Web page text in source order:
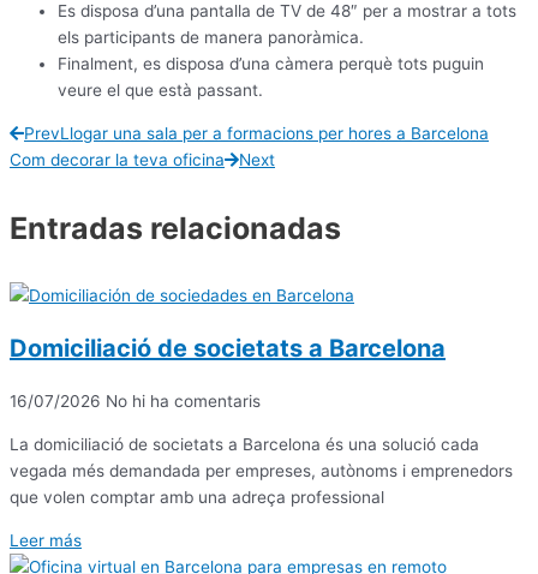
Es disposa d’una pantalla de TV de 48″ per a mostrar a tots
els participants de manera panoràmica.
Finalment, es disposa d’una càmera perquè tots puguin
veure el que està passant.
PrevLlogar una sala per a formacions per hores a Barcelona
Com decorar la teva oficina
Next
Entradas relacionadas
Domiciliació de societats a Barcelona
16/07/2026 No hi ha comentaris
La domiciliació de societats a Barcelona és una solució cada
vegada més demandada per empreses, autònoms i emprenedors
que volen comptar amb una adreça professional
Leer más